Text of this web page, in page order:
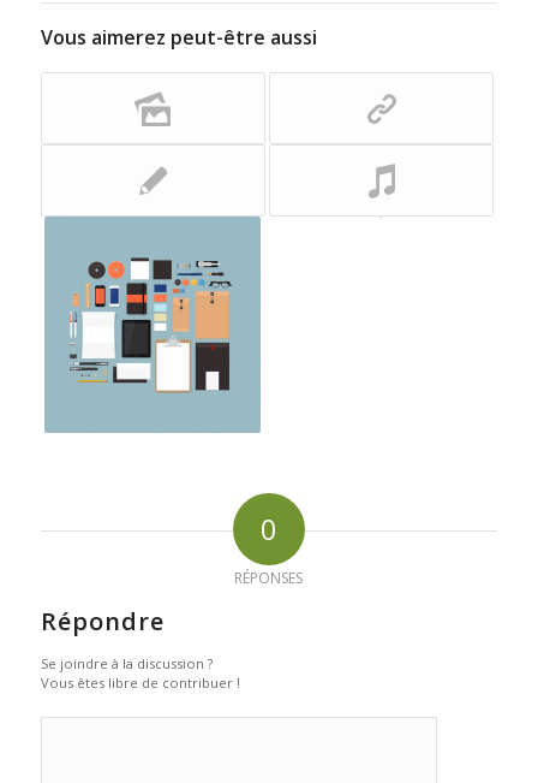
Vous aimerez peut-être aussi
0
RÉPONSES
Répondre
Se joindre à la discussion ?
Vous êtes libre de contribuer !